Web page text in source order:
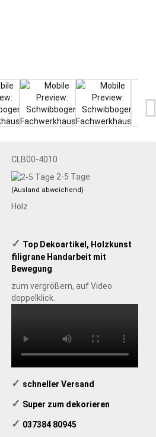
CLB00-4010
2-5 Tage
(Ausland abweichend)
Holz
✓ ​Top Dekoartikel, Holzkunst
filigrane Handarbeit mit
Bewegung
zum vergrößern, auf Video
doppelklick.
✓ schneller Versand
✓ ​ Super zum dekorieren
✓ ​ 037384 80945